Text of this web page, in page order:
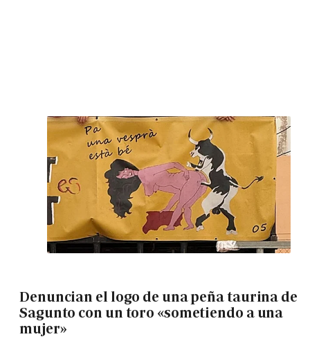
Denuncian el logo de una peña taurina de
Sagunto con un toro «sometiendo a una
mujer»